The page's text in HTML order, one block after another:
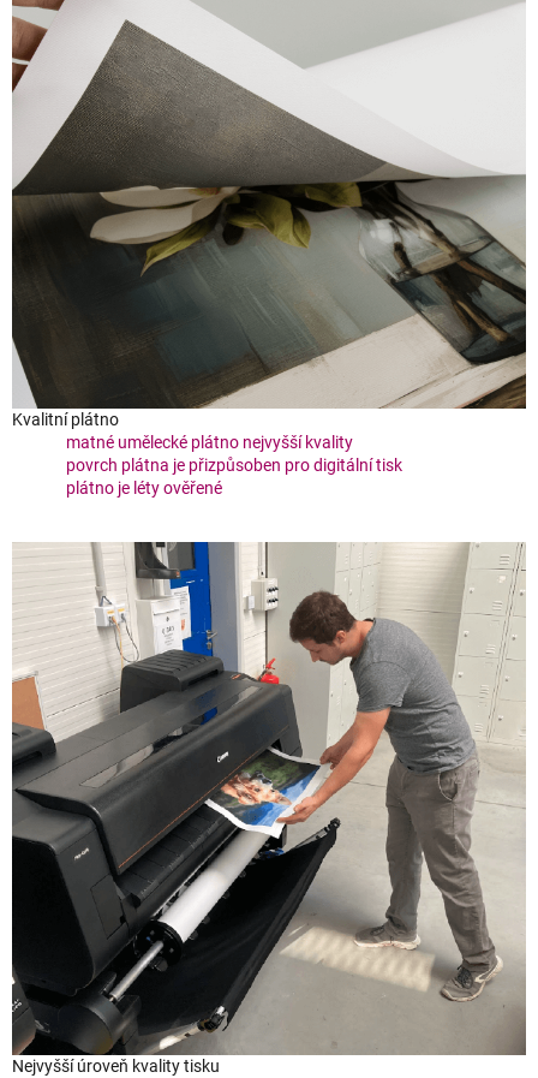
Kvalitní plátno
matné umělecké plátno nejvyšší kvality
povrch plátna je přizpůsoben pro digitální tisk
plátno je léty ověřené
Nejvyšší úroveň kvality tisku